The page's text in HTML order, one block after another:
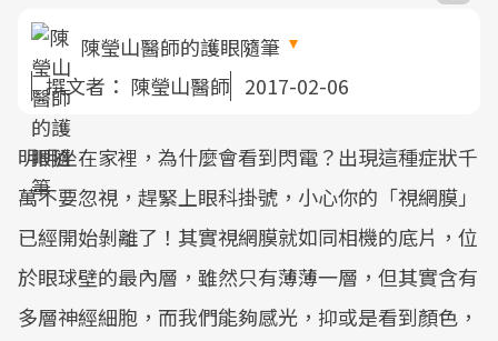
陳瑩山醫師的護眼隨筆
撰文者： 陳瑩山醫師 2017-02-06
明明坐在家裡，為什麼會看到閃電？出現這種症狀千
萬不要忽視，趕緊上眼科掛號，小心你的「視網膜」
已經開始剝離了！其實視網膜就如同相機的底片，位
於眼球壁的最內層，雖然只有薄薄一層，但其實含有
多層神經細胞，而我們能夠感光，抑或是看到顏色，